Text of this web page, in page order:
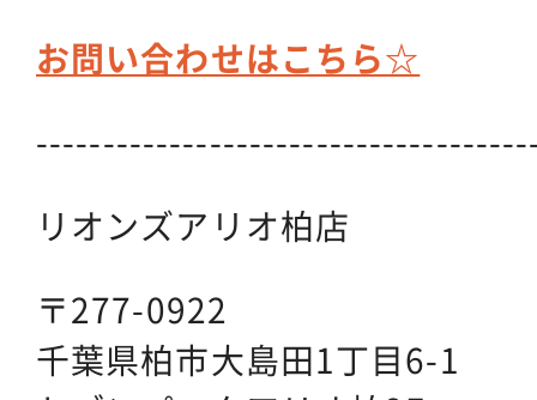
お問い合わせはこちら☆
リオンズアリオ柏店
〒277-0922
千葉県柏市大島田1丁目6-1